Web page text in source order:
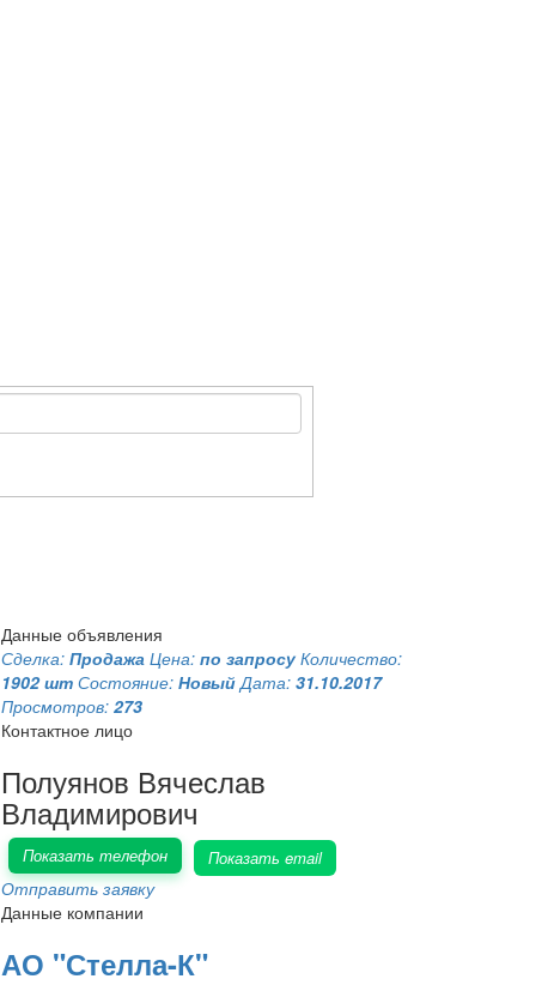
Данные объявления
Сделка: Продажа Цена: по запросу Количество:
1902 шт Состояние: Новый Дата: 31.10.2017
Просмотров: 273
Контактное лицо
Полуянов Вячеслав
Владимирович
Показать телефон Показать email
Отправить заявку
Данные компании
АО "Стелла-К"